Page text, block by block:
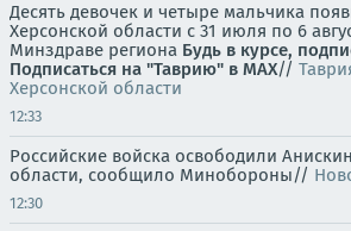
Десять девочек и четыре мальчика
Херсонской области с 31 июля по 6
Минздраве региона Будь в курсе,
Подписаться на "Таврию" в MAX//
Херсонской области
12:33
Российские войска освободили
области, сообщило Минобороны//
12:30